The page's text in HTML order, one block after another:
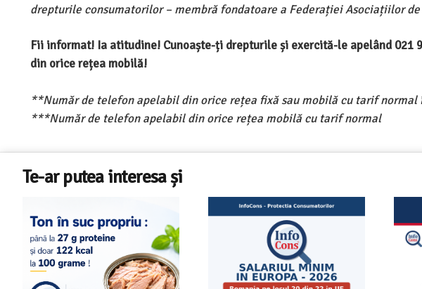
drepturile consumatorilor – membră fondatoare a Federației Asociațiilor de
Fii informat! Ia atitudine! Cunoaște-ți drepturile și exercită-le apelând
din orice rețea mobilă!
**Număr de telefon apelabil din orice rețea fixă sau mobilă cu tarif normal
***Număr de telefon apelabil din orice rețea mobilă cu tarif normal
Te-ar putea interesa și